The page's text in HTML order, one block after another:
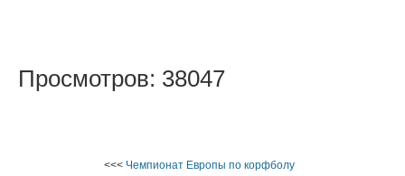
Просмотров: 38047
<<< Чемпионат Европы по корфболу